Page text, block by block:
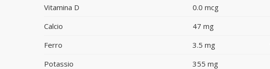
Vitamina D 0.0 mcg
Calcio
47 mg
Ferro
3.5 mg
Potassio
355 mg